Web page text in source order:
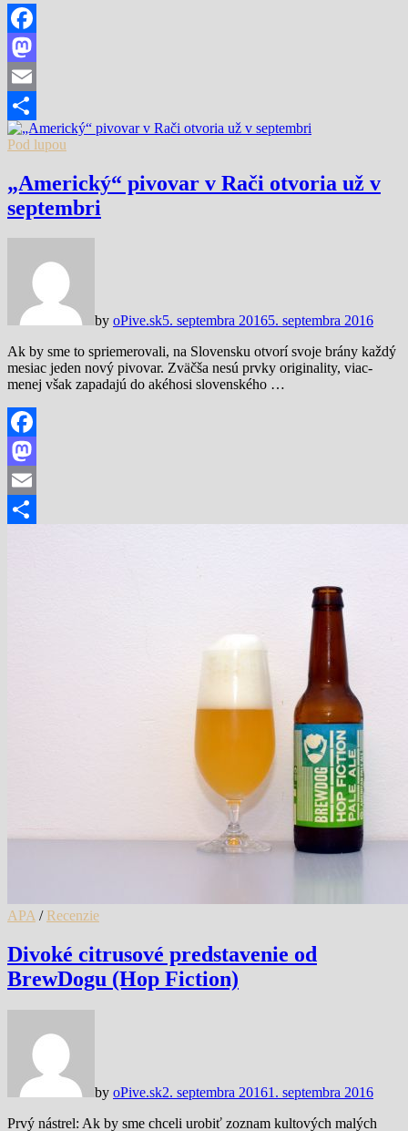
Facebook
Mastodon
Email
Share
Pod lupou
„Americký“ pivovar v Rači otvoria už v
septembri
by oPive.sk5. septembra 20165. septembra 2016
Ak by sme to spriemerovali, na Slovensku otvorí svoje brány každý
mesiac jeden nový pivovar. Zväčša nesú prvky originality, viac-
menej však zapadajú do akéhosi slovenského …
Facebook
Mastodon
Email
APA / Recenzie
Divoké citrusové predstavenie od
BrewDogu (Hop Fiction)
by oPive.sk2. septembra 20161. septembra 2016
Prvý nástrel: Ak by sme chceli urobiť zoznam kultových malých